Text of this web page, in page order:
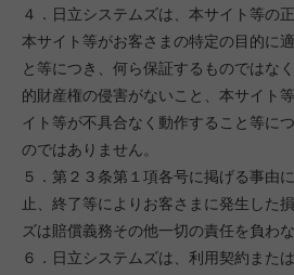
４．日立システムズは、本サイト等の
本サイト等がお客さまの特定の目的に
と等につき、何ら保証するものではな
的財産権の侵害がないこと、本サイト
イト等が不具合なく動作すること等に
のではありません。
５．第２３条第１項各号に掲げる事由
止、終了等によりお客さまに発生した
ズは賠償義務その他一切の責任を負わ
６．日立システムズは、利用契約また